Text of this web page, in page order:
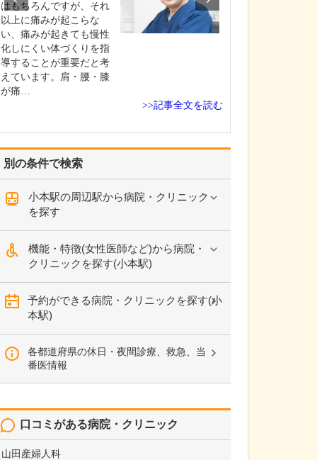
別の条件で検索
小本駅の周辺駅から病院・クリニック
を探す
機能・特徴(女性医師など)から病院・
クリニックを探す(小本駅)
予約ができる病院・クリニックを探す(小
本駅)
各都道府県の休日・夜間診療、救急、当
番医情報
口コミがある病院・クリニック
山田産婦人科
はもちろんですが、それ
以上に痛みが起こらな
い、痛みが起きても慢性
化しにくい体づくりを指
導することが重要だと考
えています。肩・腰・膝
が痛…
>>記事全文を読む